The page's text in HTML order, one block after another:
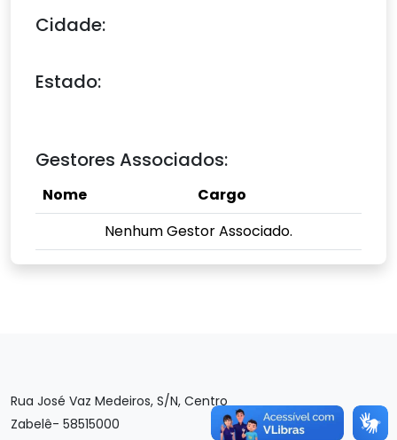
Cidade:
Estado:
Gestores Associados:
Nome
Cargo
Nenhum Gestor Associado.
Rua José Vaz Medeiros, S/N, Centro
Zabelê- 58515000